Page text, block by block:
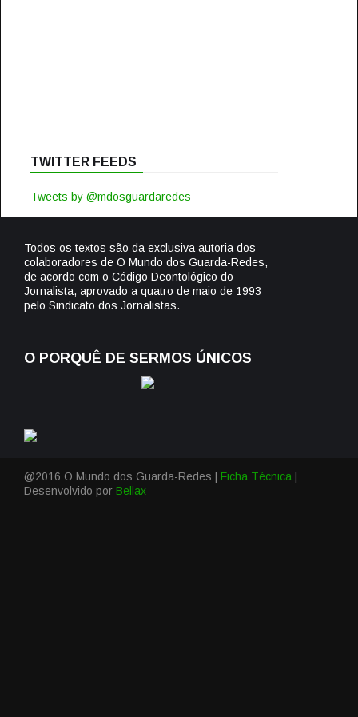
TWITTER FEEDS
Tweets by @mdosguardaredes
Todos os textos são da exclusiva autoria dos
colaboradores de O Mundo dos Guarda-Redes,
de acordo com o Código Deontológico do
Jornalista, aprovado a quatro de maio de 1993
pelo Sindicato dos Jornalistas.
O PORQUÊ DE SERMOS ÚNICOS
@2016 O Mundo dos Guarda-Redes | Ficha Técnica
Desenvolvido por Bellax